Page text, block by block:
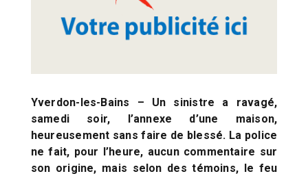
Yverdon-les-Bains – Un sinistre a ravagé,
samedi soir, l’annexe d’une maison,
heureusement sans faire de blessé. La police
ne fait, pour l’heure, aucun commentaire sur
son origine, mais selon des témoins, le feu